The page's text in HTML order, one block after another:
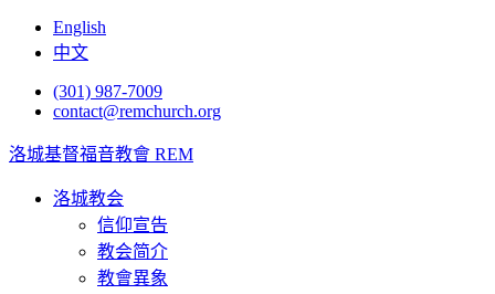
English
中文
(301) 987-7009
contact@remchurch.org
洛城基督福音教會 REM
洛城教会
信仰宣告
教会简介
教會異象